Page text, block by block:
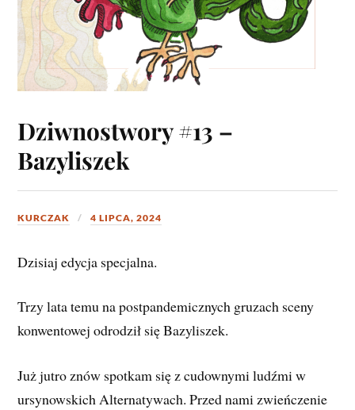
Dziwnostwory #13 –
Bazyliszek
KURCZAK 4 LIPCA, 2024
Dzisiaj edycja specjalna.
Trzy lata temu na postpandemicznych gruzach sceny
konwentowej odrodził się Bazyliszek.
Już jutro znów spotkam się z cudownymi ludźmi w
ursynowskich Alternatywach. Przed nami zwieńczenie